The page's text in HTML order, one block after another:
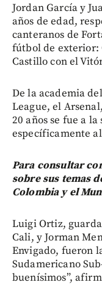
Jordan García y
años de edad,
canteranos de
fútbol de exterior:
Castillo con el
De la academia
League, el
20 años se fue a
específicamente
Para consultar
sobre sus temas
Colombia y el
Luigi Ortiz,
Cali, y Jorman
Envigado, fueron
Sudamericano
buenísimos”,